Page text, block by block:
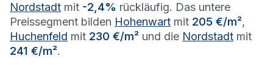
Nordstadt mit -2,4% rückläufig. Das untere
Preissegment bilden Hohenwart mit 205 €/m²,
Huchenfeld mit 230 €/m² und die Nordstadt mit
241 €/m².